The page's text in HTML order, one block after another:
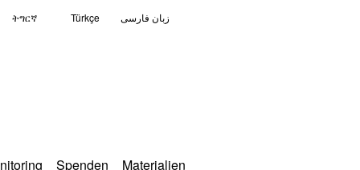
ትግርኛ Türkçe زبان فارسی
Spenden Materialien